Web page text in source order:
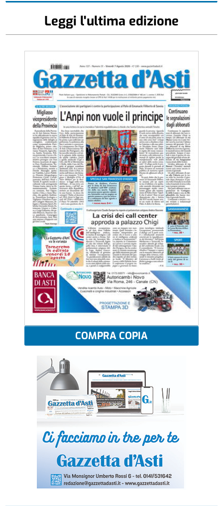
Leggi l'ultima edizione
COMPRA COPIA